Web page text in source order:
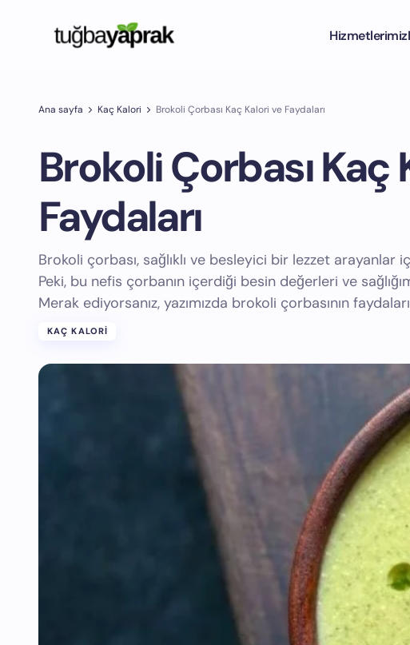
Hizmetlerimiz
Ana sayfa Kaç Kalori Brokoli Çorbası Kaç Kalori ve Faydaları
Brokoli Çorbası Kaç
Faydaları
Brokoli çorbası, sağlıklı ve besleyici bir lezzet arayanlar
Peki, bu nefis çorbanın içerdiği besin değerleri ve
Merak ediyorsanız, yazımızda brokoli çorbasının
KAÇ KALORI